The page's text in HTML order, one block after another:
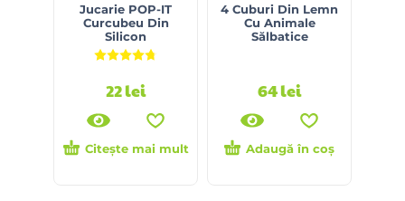
Jucarie POP-IT
Curcubeu Din
Silicon
Evaluat la
22lei
Citește mai mult
4 Cuburi Din Lemn
Cu Animale
Sălbatice
64lei
Adaugă în coș